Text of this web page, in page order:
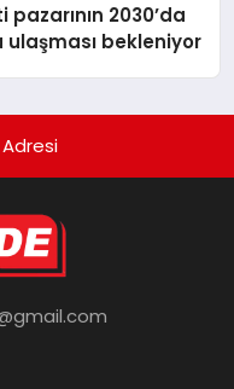
2030’da
bekleniyor